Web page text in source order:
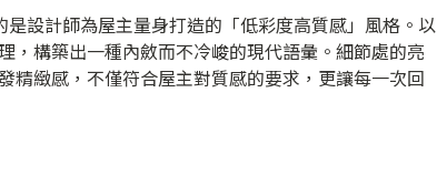
設計師為屋主量身打造的「低彩度高質感」風格。以
，構築出一種內斂而不冷峻的現代語彙。細節處的亮
精緻感，不僅符合屋主對質感的要求，更讓每一次回